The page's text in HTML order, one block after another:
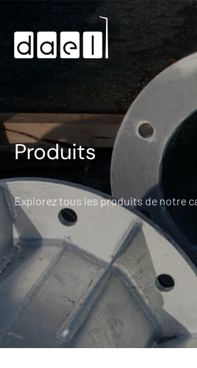
Produits
Explorez tous les produits de notre